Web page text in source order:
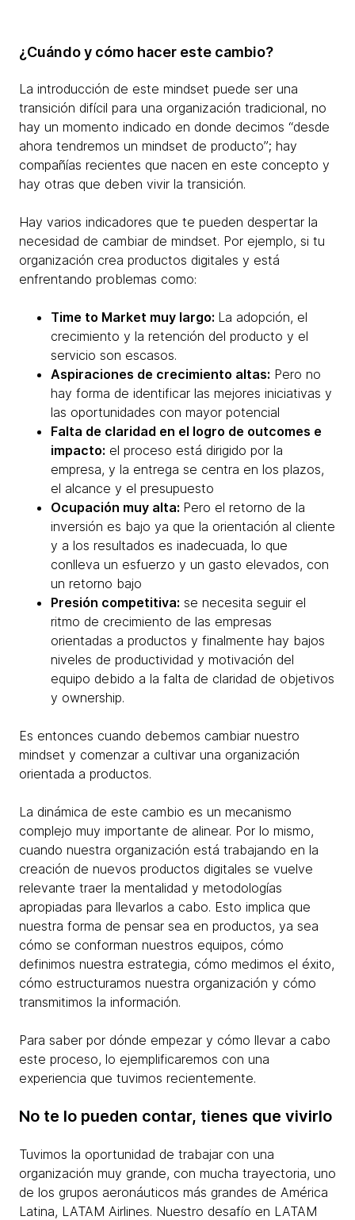
¿Cuándo y cómo hacer este cambio?
La introducción de este mindset puede ser una
transición difícil para una organización tradicional, no
hay un momento indicado en donde decimos “desde
ahora tendremos un mindset de producto”; hay
compañías recientes que nacen en este concepto y
hay otras que deben vivir la transición.
Hay varios indicadores que te pueden despertar la
necesidad de cambiar de mindset. Por ejemplo, si tu
organización crea productos digitales y está
enfrentando problemas como:
Time to Market muy largo: La adopción, el
crecimiento y la retención del producto y el
servicio son escasos.
Aspiraciones de crecimiento altas: Pero no
hay forma de identificar las mejores iniciativas y
las oportunidades con mayor potencial
Falta de claridad en el logro de outcomes e
impacto: el proceso está dirigido por la
empresa, y la entrega se centra en los plazos,
el alcance y el presupuesto
Ocupación muy alta: Pero el retorno de la
inversión es bajo ya que la orientación al cliente
y a los resultados es inadecuada, lo que
conlleva un esfuerzo y un gasto elevados, con
un retorno bajo
Presión competitiva: se necesita seguir el
ritmo de crecimiento de las empresas
orientadas a productos y finalmente hay bajos
niveles de productividad y motivación del
equipo debido a la falta de claridad de objetivos
y ownership.
Es entonces cuando debemos cambiar nuestro
mindset y comenzar a cultivar una organización
orientada a productos.
La dinámica de este cambio es un mecanismo
complejo muy importante de alinear. Por lo mismo,
cuando nuestra organización está trabajando en la
creación de nuevos productos digitales se vuelve
relevante traer la mentalidad y metodologías
apropiadas para llevarlos a cabo. Esto implica que
nuestra forma de pensar sea en productos, ya sea
cómo se conforman nuestros equipos, cómo
definimos nuestra estrategia, cómo medimos el éxito,
cómo estructuramos nuestra organización y cómo
transmitimos la información.
Para saber por dónde empezar y cómo llevar a cabo
este proceso, lo ejemplificaremos con una
experiencia que tuvimos recientemente.
No te lo pueden contar, tienes que vivirlo
Tuvimos la oportunidad de trabajar con una
organización muy grande, con mucha trayectoria, uno
de los grupos aeronáuticos más grandes de América
Latina, LATAM Airlines. Nuestro desafío en LATAM